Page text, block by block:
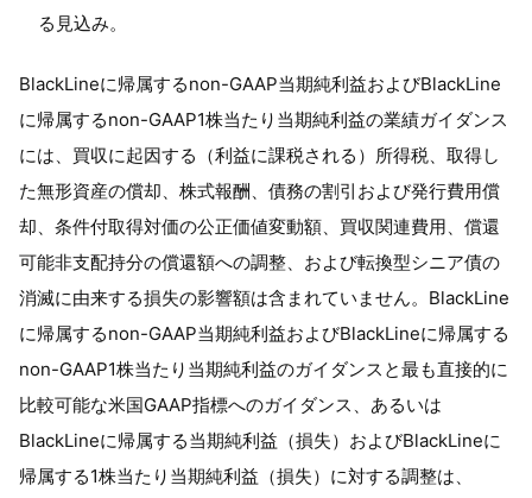
る見込み。
BlackLineに帰属するnon-GAAP当期純利益およびBlackLine
に帰属するnon-GAAP1株当たり当期純利益の業績ガイダンス
には、買収に起因する（利益に課税される）所得税、取得し
た無形資産の償却、株式報酬、債務の割引および発行費用償
却、条件付取得対価の公正価値変動額、買収関連費用、償還
可能非支配持分の償還額への調整、および転換型シニア債の
消滅に由来する損失の影響額は含まれていません。BlackLine
に帰属するnon-GAAP当期純利益およびBlackLineに帰属する
non-GAAP1株当たり当期純利益のガイダンスと最も直接的に
比較可能な米国GAAP指標へのガイダンス、あるいは
BlackLineに帰属する当期純利益（損失）およびBlackLineに
帰属する1株当たり当期純利益（損失）に対する調整は、